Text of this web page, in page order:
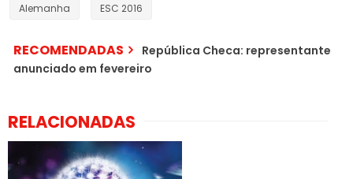
Alemanha ESC 2016
RECOMENDADAS
República Checa: representante
anunciado em fevereiro
RELACIONADAS